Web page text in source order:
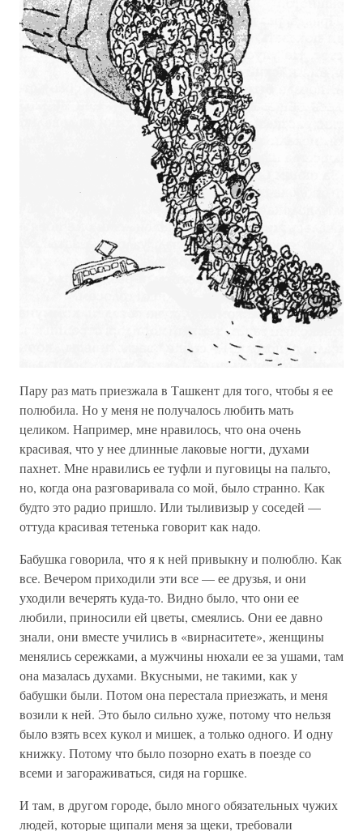
Пару раз мать приезжала в Ташкент для того, чтобы я ее
полюбила. Но у меня не получалось любить мать
целиком. Например, мне нравилось, что она очень
красивая, что у нее длинные лаковые ногти, духами
пахнет. Мне нравились ее туфли и пуговицы на пальто,
но, когда она разговаривала со мой, было странно. Как
будто это радио пришло. Или тыливизыр у соседей —
оттуда красивая тетенька говорит как надо.
Бабушка говорила, что я к ней привыкну и полюблю. Как
все. Вечером приходили эти все — ее друзья, и они
уходили вечерять куда-то. Видно было, что они ее
любили, приносили ей цветы, смеялись. Они ее давно
знали, они вместе учились в «вирнаситете», женщины
менялись сережками, а мужчины нюхали ее за ушами, там
она мазалась духами. Вкусными, не такими, как у
бабушки были. Потом она перестала приезжать, и меня
возили к ней. Это было сильно хуже, потому что нельзя
было взять всех кукол и мишек, а только одного. И одну
книжку. Потому что было позорно ехать в поезде со
всеми и загораживаться, сидя на горшке.
И там, в другом городе, было много обязательных чужих
людей, которые щипали меня за щеки, требовали